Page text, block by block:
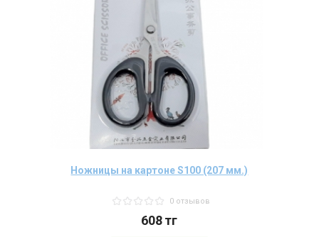
Ножницы на картоне S100 (207 мм.)
0 отзывов
608тг